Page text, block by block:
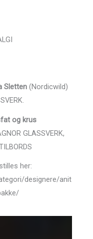
Sletten (Nordicwild)
og krus
GLASSVERK,
her:
designere/anit